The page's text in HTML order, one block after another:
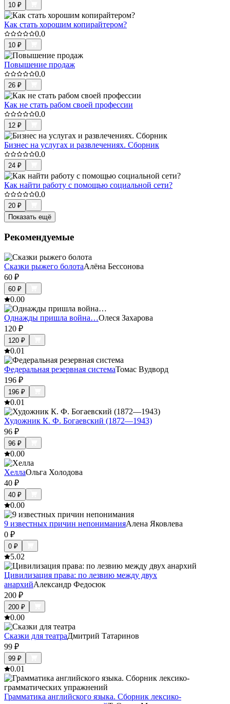
10 ₽
Как стать хорошим копирайтером?
0.0
10 ₽
Повышение продаж
0.0
26 ₽
Как не стать рабом своей профессии
0.0
12 ₽
Бизнес на услугах и развлечениях. Сборник
0.0
24 ₽
Как найти работу с помощью социальной сети?
0.0
20 ₽
Показать ещё
Рекомендуемые
Сказки рыжего болотаАлёна Бессонова
60 ₽
60 ₽
0.00
Однажды пришла война…Олеся Захарова
120 ₽
120 ₽
0.01
Федеральная резервная системаТомас Вудворд
196 ₽
196 ₽
0.01
Художник К. Ф. Богаевский (1872—1943)
96 ₽
96 ₽
0.00
ХеллаОльга Холодова
40 ₽
40 ₽
0.00
9 известных причин непониманияАлена Яковлева
0 ₽
0 ₽
5.02
Цивилизация права: по лезвию между двух
анархийАлександр Федосюк
200 ₽
200 ₽
0.00
Сказки для театраДмитрий Татаринов
99 ₽
99 ₽
0.01
Грамматика английского языка. Сборник лексико-